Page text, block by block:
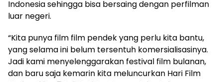
Indonesia sehingga bisa bersaing dengan perfilman
luar negeri.
“Kita punya film film pendek yang perlu kita bantu,
yang selama ini belum tersentuh komersialisasinya.
Jadi kami menyelenggarakan festival film bulanan,
dan baru saja kemarin kita meluncurkan Hari Film